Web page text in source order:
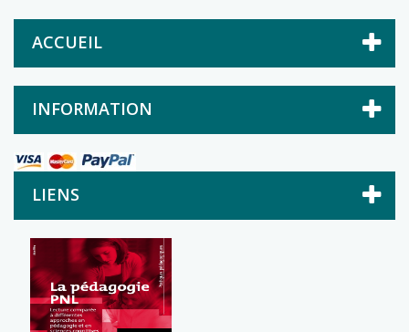
ACCUEIL
INFORMATION
LIENS